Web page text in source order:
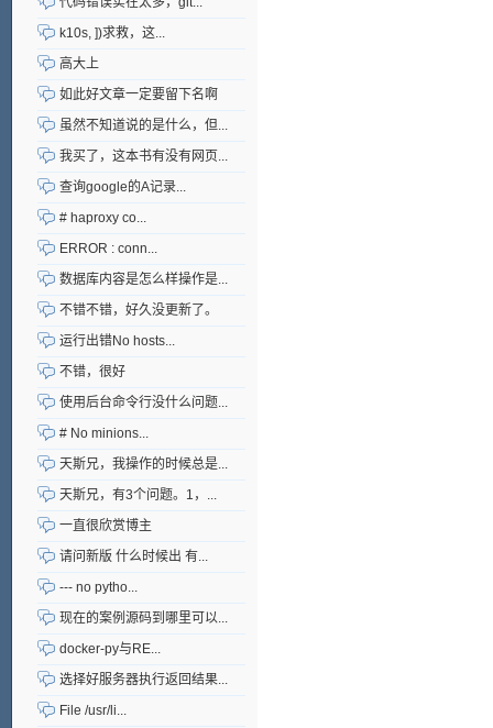
k10s, ])求救，这...
高大上
如此好文章一定要留下名啊
虽然不知道说的是什么，但...
我买了，这本书有没有网页...
查询google的A记录...
# haproxy co...
ERROR : conn...
数据库内容是怎么样操作是...
不错不错，好久没更新了。
运行出错No hosts...
不错，很好
使用后台命令行没什么问题...
# No minions...
天斯兄，我操作的时候总是...
天斯兄，有3个问题。1，...
一直很欣赏博主
请问新版 什么时候出 有...
--- no pytho...
现在的案例源码到哪里可以...
docker-py与RE...
选择好服务器执行返回结果...
File /usr/li...